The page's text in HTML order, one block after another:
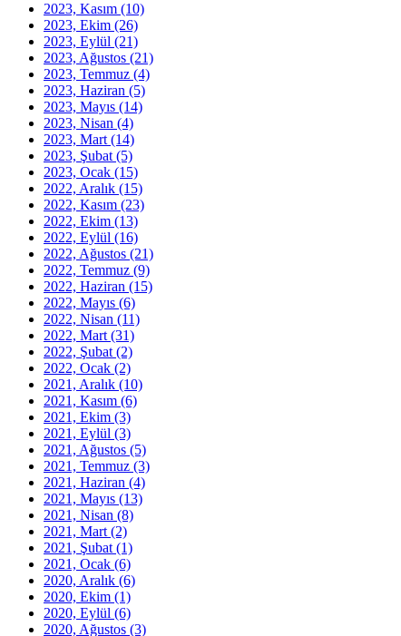
2023, Kasım (10)
2023, Ekim (26)
2023, Eylül (21)
2023, Ağustos (21)
2023, Temmuz (4)
2023, Haziran (5)
2023, Mayıs (14)
2023, Nisan (4)
2023, Mart (14)
2023, Şubat (5)
2023, Ocak (15)
2022, Aralık (15)
2022, Kasım (23)
2022, Ekim (13)
2022, Eylül (16)
2022, Ağustos (21)
2022, Temmuz (9)
2022, Haziran (15)
2022, Mayıs (6)
2022, Nisan (11)
2022, Mart (31)
2022, Şubat (2)
2022, Ocak (2)
2021, Aralık (10)
2021, Kasım (6)
2021, Ekim (3)
2021, Eylül (3)
2021, Ağustos (5)
2021, Temmuz (3)
2021, Haziran (4)
2021, Mayıs (13)
2021, Nisan (8)
2021, Mart (2)
2021, Şubat (1)
2021, Ocak (6)
2020, Aralık (6)
2020, Ekim (1)
2020, Eylül (6)
2020, Ağustos (3)